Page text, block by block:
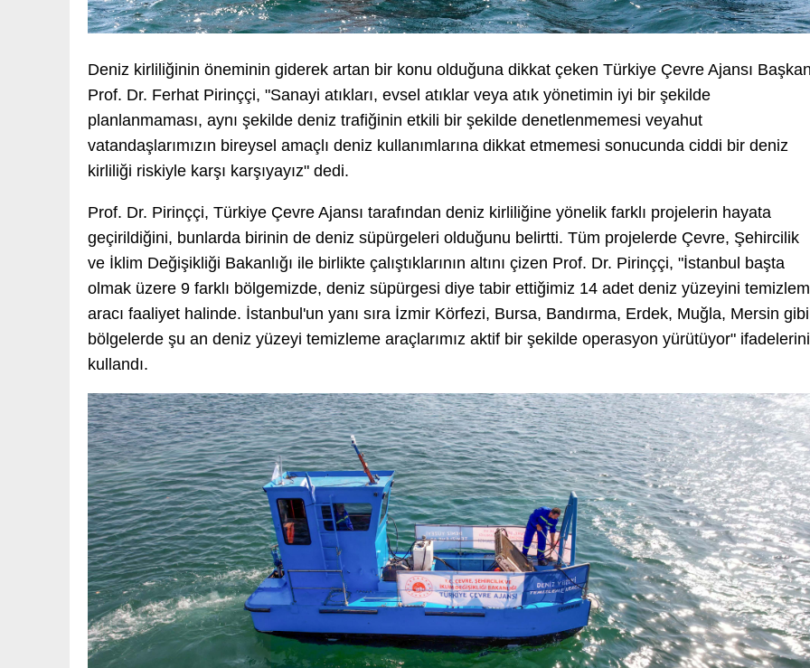
Deniz kirliliğinin öneminin giderek artan bir konu olduğuna dikkat çeken Türkiye Çevre Ajansı
Prof. Dr. Ferhat Pirinççi, "Sanayi atıkları, evsel atıklar veya atık yönetimin iyi bir şekilde
planlanmaması, aynı şekilde deniz trafiğinin etkili bir şekilde denetlenmemesi veyahut
vatandaşlarımızın bireysel amaçlı deniz kullanımlarına dikkat etmemesi sonucunda ciddi bir deniz
kirliliği riskiyle karşı karşıyayız" dedi.
Prof. Dr. Pirinççi, Türkiye Çevre Ajansı tarafından deniz kirliliğine yönelik farklı projelerin hayata
geçirildiğini, bunlarda birinin de deniz süpürgeleri olduğunu belirtti. Tüm projelerde Çevre, Şehircilik
ve İklim Değişikliği Bakanlığı ile birlikte çalıştıklarının altını çizen Prof. Dr. Pirinççi, "İstanbul başta
olmak üzere 9 farklı bölgemizde, deniz süpürgesi diye tabir ettiğimiz 14 adet deniz yüzeyini
aracı faaliyet halinde. İstanbul'un yanı sıra İzmir Körfezi, Bursa, Bandırma, Erdek, Muğla, Mersin gibi
bölgelerde şu an deniz yüzeyi temizleme araçlarımız aktif bir şekilde operasyon yürütüyor" ifadelerini
kullandı.